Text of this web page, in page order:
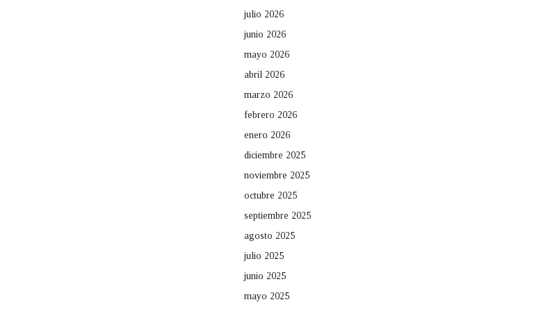
julio 2026
junio 2026
mayo 2026
abril 2026
marzo 2026
febrero 2026
enero 2026
diciembre 2025
noviembre 2025
octubre 2025
septiembre 2025
agosto 2025
julio 2025
junio 2025
mayo 2025